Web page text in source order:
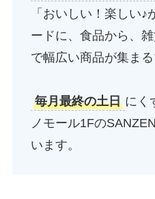
「おいしい！楽しい
ードに、食品から、
で幅広い商品が集まる
毎月最終の土日 にく
ノモール1Fの
います。